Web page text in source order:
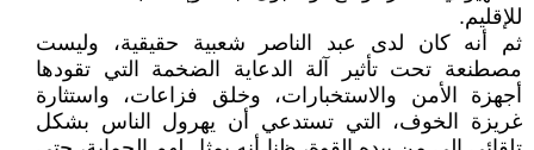
للإقليم.
ثم أنه كان لدى عبد الناصر شعبية حقيقية، وليست
مصطنعة تحت تأثير آلة الدعاية الضخمة التي تقودها
أجهزة الأمن والاستخبارات، وخلق فزاعات، واستثارة
غريزة الخوف، التي تستدعي أن يهرول الناس بشكل